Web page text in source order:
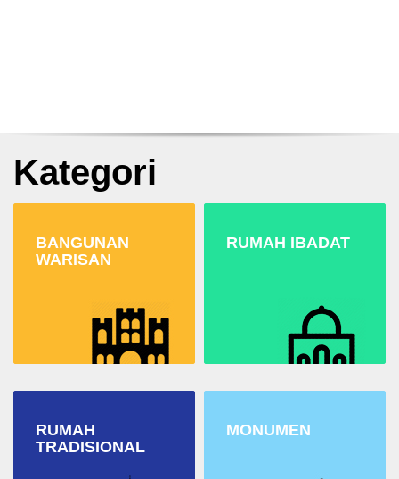
Kategori
BANGUNAN
WARISAN
RUMAH IBADAT
RUMAH
TRADISIONAL
MONUMEN